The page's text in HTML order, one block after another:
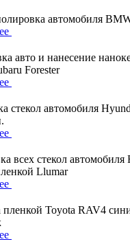
автомобиля
авто и нанесение
Forester
стекол автомобиля
всех стекол
Llumar
пленкой Toyota RAV4